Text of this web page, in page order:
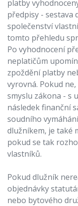
platby
předpisy -
společenství
tomto přehledu
Po vyhodnocení
neplatičům
zpoždění platby
vyrovná. Pokud
smyslu zákona - s
následek finanční
soudního
dlužníkem, je také
pokud se tak
vlastníků.
Pokud dlužník
objednávky
nebo bytového